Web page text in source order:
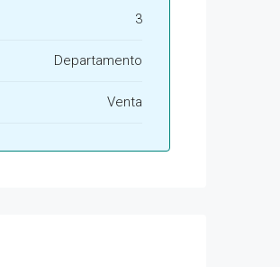
3
Departamento
Venta